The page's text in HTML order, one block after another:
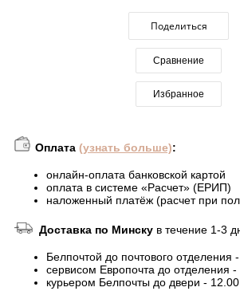
Поделиться
Сравнение
Избранное
Оплата (узнать больше):
онлайн-оплата банковской картой
оплата в системе «Расчет» (ЕРИП)
наложенный платёж (расчет при
Доставка по Минску в течение 1-3
Белпочтой до почтового отделения
сервисом Европочта до отделения -
курьером Белпочты до двери -